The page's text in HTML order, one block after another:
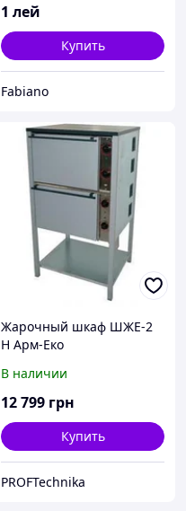
1 лей
Купить
Fabiano
Жарочный шкаф ШЖЕ-2
Н Арм-Еко
В наличии
12 799 грн
Купить
PROFTechnika